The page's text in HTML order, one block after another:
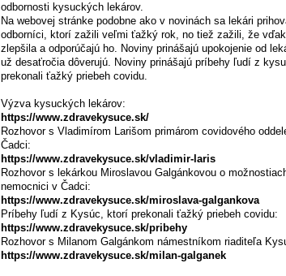
odbornosti kysuckých lekárov.
Na webovej stránke podobne ako v novinách sa lekári
odborníci, ktorí zažili veľmi ťažký rok, no tiež zažili, že
zlepšila a odporúčajú ho. Noviny prinášajú upokojenie od
už desaťročia dôverujú. Noviny prinášajú príbehy ľudí z
prekonali ťažký priebeh covidu.
Výzva kysuckých lekárov:
https://www.zdravekysuce.sk/
Rozhovor s Vladimírom Larišom primárom covidového
Čadci:
https://www.zdravekysuce.sk/vladimir-laris
Rozhovor s lekárkou Miroslavou Galgánkovou o
nemocnici v Čadci:
https://www.zdravekysuce.sk/miroslava-galgankova
Príbehy ľudí z Kysúc, ktorí prekonali ťažký priebeh covidu:
https://www.zdravekysuce.sk/pribehy
Rozhovor s Milanom Galgánkom námestníkom riaditeľa
https://www.zdravekysuce.sk/milan-galganek